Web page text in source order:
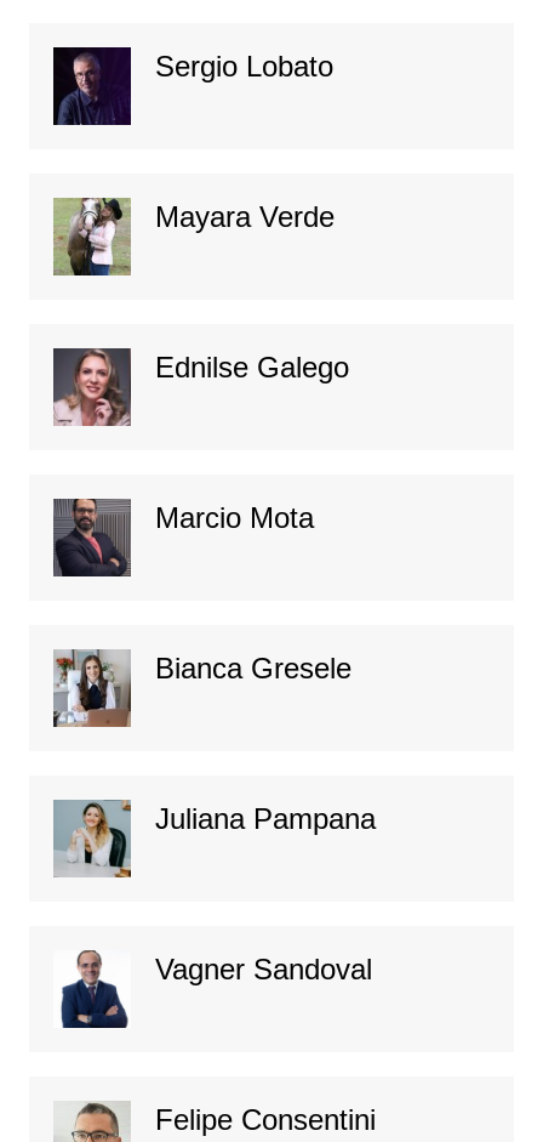
Sergio Lobato
Mayara Verde
Ednilse Galego
Marcio Mota
Bianca Gresele
Juliana Pampana
Vagner Sandoval
Felipe Consentini